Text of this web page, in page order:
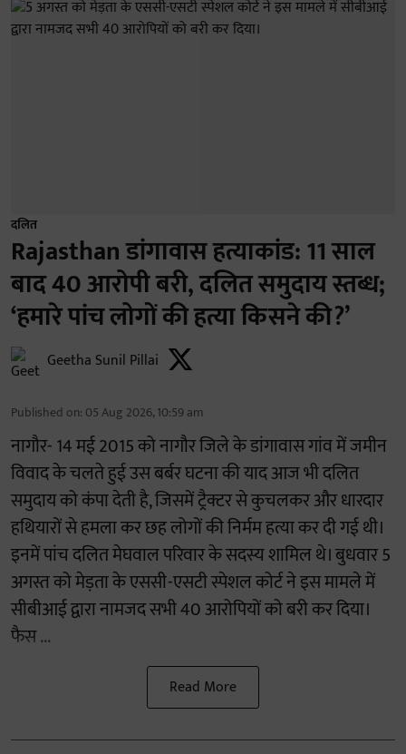
दलित
Rajasthan डांगावास हत्याकांड: 11 साल
बाद 40 आरोपी बरी, दलित समुदाय स्तब्ध;
‘हमारे पांच लोगों की हत्या किसने की?’
Geetha Sunil Pillai
Published on: 05 Aug 2026, 10:59 am
नागौर- 14 मई 2015 को नागौर जिले के डांगावास गांव में जमीन
विवाद के चलते हुई उस बर्बर घटना की याद आज भी दलित
समुदाय को कंपा देती है, जिसमें ट्रैक्टर से कुचलकर और धारदार
हथियारों से हमला कर छह लोगों की निर्मम हत्या कर दी गई थी।
इनमें पांच दलित मेघवाल परिवार के सदस्य शामिल थे। बुधवार 5
अगस्त को मेड़ता के एससी-एसटी स्पेशल कोर्ट ने इस मामले में
सीबीआई द्वारा नामजद सभी 40 आरोपियों को बरी कर दिया।
फैस ...
Read More